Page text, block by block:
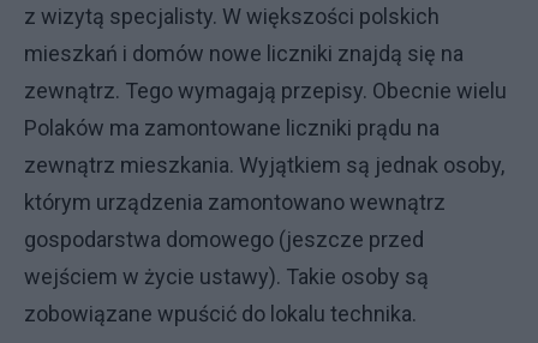
z wizytą specjalisty. W większości polskich
mieszkań i domów nowe liczniki znajdą się na
zewnątrz. Tego wymagają przepisy. Obecnie wielu
Polaków ma zamontowane liczniki prądu na
zewnątrz mieszkania. Wyjątkiem są jednak osoby,
którym urządzenia zamontowano wewnątrz
gospodarstwa domowego (jeszcze przed
wejściem w życie ustawy). Takie osoby są
zobowiązane wpuścić do lokalu technika.